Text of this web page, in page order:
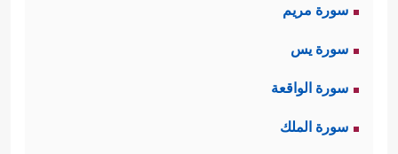
سورة مريم
سورة يس
سورة الواقعة
سورة الملك